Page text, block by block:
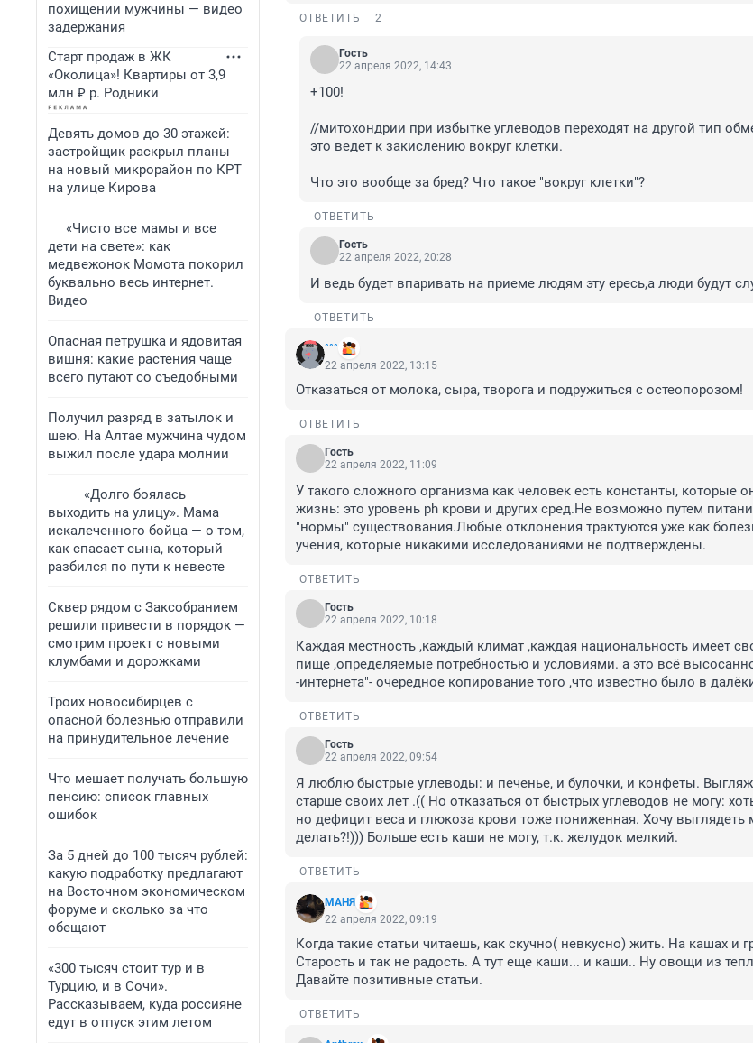
похищении мужчины — видео
задержания
Старт продаж в ЖК
«Околица»! Квартиры от 3,9
млн ₽ р. Родники
Девять домов до 30 этажей:
застройщик раскрыл планы
на новый микрорайон по КРТ
на улице Кирова
«Чисто все мамы и все
дети на свете»: как
медвежонок Момота покорил
буквально весь интернет.
Видео
Опасная петрушка и ядовитая
вишня: какие растения чаще
всего путают со съедобными
Получил разряд в затылок и
шею. На Алтае мужчина чудом
выжил после удара молнии
«Долго боялась
выходить на улицу». Мама
искалеченного бойца — о том,
как спасает сына, который
разбился по пути к невесте
Сквер рядом с Заксобранием
решили привести в порядок —
смотрим проект с новыми
клумбами и дорожками
Троих новосибирцев с
опасной болезнью отправили
на принудительное лечение
Что мешает получать большую
пенсию: список главных
ошибок
За 5 дней до 100 тысяч рублей:
какую подработку предлагают
на Восточном экономическом
форуме и сколько за что
обещают
«300 тысяч стоит тур и в
Турцию, и в Сочи».
Рассказываем, куда россияне
едут в отпуск этим летом
ОТВЕТИТЬ 2
Гость
22 апреля 2022, 14:43
+100!
//митохондрии при избытке углеводов переходят на другой тип
это ведет к закислению вокруг клетки.
Что это вообще за бред? Что такое "вокруг клетки"?
ОТВЕТИТЬ
Гость
22 апреля 2022, 20:28
И ведь будет впаривать на приеме людям эту ересь,а люди будут
ОТВЕТИТЬ
°°°
22 апреля 2022, 13:15
Отказаться от молока, сыра, творога и подружиться с остеопорозом!
ОТВЕТИТЬ
Гость
22 апреля 2022, 11:09
У такого сложного организма как человек есть константы, которые
жизнь: это уровень ph крови и других сред.Не возможно путем
"нормы" существования.Любые отклонения трактуются уже как
учения, которые никакими исследованиями не подтверждены.
ОТВЕТИТЬ
Гость
22 апреля 2022, 10:18
Каждая местность ,каждый климат ,каждая национальность имеет
пище ,определяемые потребностью и условиями. а это всё
-интернета"- очередное копирование того ,что известно было в
ОТВЕТИТЬ
Гость
22 апреля 2022, 09:54
Я люблю быстрые углеводы: и печенье, и булочки, и конфеты.
старше своих лет .(( Но отказаться от быстрых углеводов не могу:
но дефицит веса и глюкоза крови тоже пониженная. Хочу выглядеть
делать?!))) Больше есть каши не могу, т.к. желудок мелкий.
ОТВЕТИТЬ
МАНЯ
22 апреля 2022, 09:19
Когда такие статьи читаешь, как скучно( невкусно) жить. На кашах и
Старость и так не радость. А тут еще каши... и каши.. Ну овощи из
Давайте позитивные статьи.
ОТВЕТИТЬ